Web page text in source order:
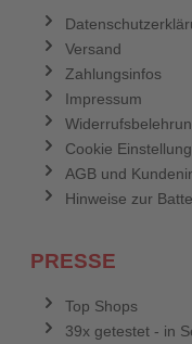
Versand
Zahlungsinfos
Impressum
Cookie
AGB und
Hinweise zur
PRESSE
Top Shops
39x getestet - in